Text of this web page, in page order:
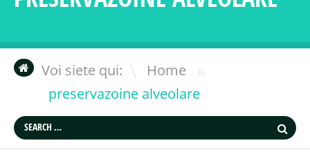
Voi siete qui: Home »
preservazoine alveolare